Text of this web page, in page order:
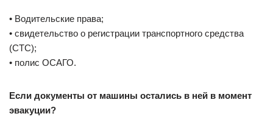
• Водительские права;
• свидетельство о регистрации транспортного средства
(СТС);
• полис ОСАГО.
Если документы от машины остались в ней в момент
эвакуции?